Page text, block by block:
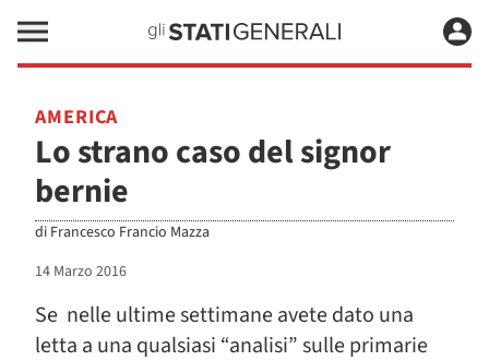
AMERICA
Lo strano caso del signor
bernie
di Francesco Francio Mazza
14 Marzo 2016
Se nelle ultime settimane avete dato una
letta a una qualsiasi “analisi” sulle primarie